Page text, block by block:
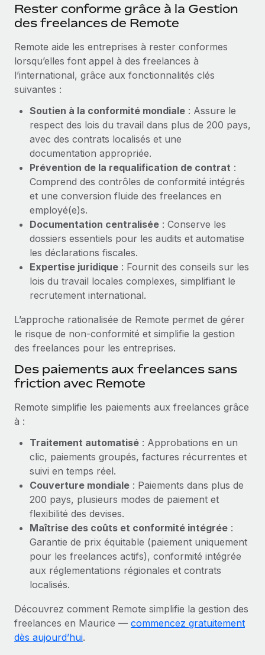
Remote Watchtower
matière de conformité
Gestion des appareils
Achetez et suivez vos équipements informatiques
Création d’entité
Établissez des entités rapidement et en toute
conformité
Mobilité et déménagement international
Organisez facilement le déménagement de vos
employés
Avantages sociaux
Gérez facilement les avantages sociaux
BLOG
EOR et PEO
Gestion des freelances
Taxes
Explorer le blog
BLOG
Mises à jour des produits de Remote :
Intégrations Gusto et Xero et Gestion des
freelances Plus
Remote a toujours pour mission d'aider les entreprises de
toute taille à embaucher, gérer et payer...
En savoir plus
Comment Phiture gère ses 55 employés
répartis dans 19 pays grâce à Remote
Phiture, un leader notable du conseil en matière de
croissance mobile internationale, encourage les...
En savoir plus
Rester conforme grâce à la Gestion
des freelances de Remote
Remote aide les entreprises à rester conformes
lorsqu’elles font appel à des freelances à
l’international, grâce aux fonctionnalités clés
suivantes :
Soutien à la conformité mondiale : Assure le
respect des lois du travail dans plus de 200 pays,
avec des contrats localisés et une
documentation appropriée.
Prévention de la requalification de contrat :
Comprend des contrôles de conformité intégrés
et une conversion fluide des freelances en
employé(e)s.
Documentation centralisée : Conserve les
dossiers essentiels pour les audits et automatise
les déclarations fiscales.
Expertise juridique : Fournit des conseils sur les
lois du travail locales complexes, simplifiant le
recrutement international.
L’approche rationalisée de Remote permet de gérer
le risque de non‑conformité et simplifie la gestion
des freelances pour les entreprises.
Des paiements aux freelances sans
friction avec Remote
Remote simplifie les paiements aux freelances grâce
à :
Traitement automatisé : Approbations en un
clic, paiements groupés, factures récurrentes et
suivi en temps réel.
Couverture mondiale : Paiements dans plus de
200 pays, plusieurs modes de paiement et
flexibilité des devises.
Maîtrise des coûts et conformité intégrée :
Garantie de prix équitable (paiement uniquement
pour les freelances actifs), conformité intégrée
aux réglementations régionales et contrats
localisés.
Découvrez comment Remote simplifie la gestion des
freelances en Maurice — commencez gratuitement
dès aujourd’hui.